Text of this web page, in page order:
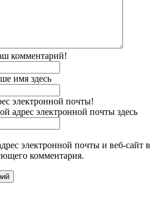
комментарий!
имя здесь
электронной почты!
адрес электронной почты здесь
электронной почты и веб-сайт в
комментария.